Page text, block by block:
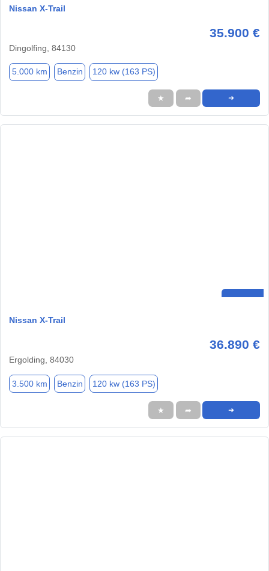
Nissan X-Trail
35.900 €
Dingolfing, 84130
5.000 km Benzin 120 kw (163 PS)
★ ➦ ➜
Nissan X-Trail
36.890 €
Ergolding, 84030
3.500 km Benzin 120 kw (163 PS)
★ ➦ ➜